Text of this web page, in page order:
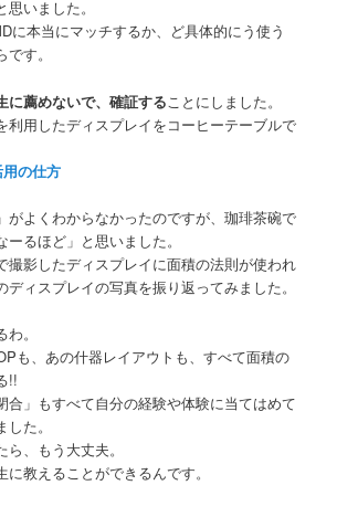
いました。
に本当にマッチするか、ど具体的にう使う
す。
に薦めないで、確証する ことにしました。
利用したディスプレイをコーヒーテーブルで
の仕方
がよくわからなかったのですが、珈琲茶碗で
るほど」と思いました。
撮影したディスプレイに面積の法則が使われ
ィスプレイの写真を振り返ってみました。
。
も、あの什器レイアウトも、すべて面積の
!!
合」もすべて自分の経験や体験に当てはめて
た。
、もう大丈夫。
教えることができるんです。